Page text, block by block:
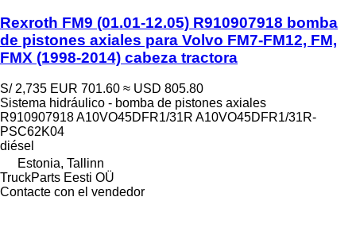
Rexroth FM9 (01.01-12.05) R910907918 bomba
de pistones axiales para Volvo FM7-FM12, FM,
FMX (1998-2014) cabeza tractora
S/ 2,735 EUR 701.60 ≈ USD 805.80
Sistema hidráulico - bomba de pistones axiales
R910907918 A10VO45DFR1/31R A10VO45DFR1/31R-
PSC62K04
diésel
Estonia, Tallinn
TruckParts Eesti OÜ
Contacte con el vendedor